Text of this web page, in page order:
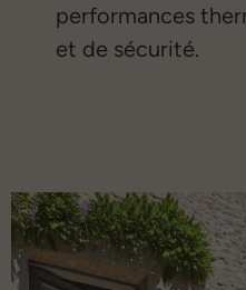
performances
et de sécurité.